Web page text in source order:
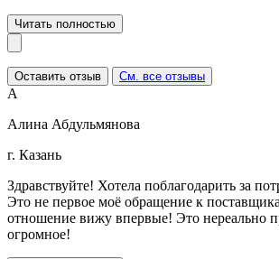
Читать полностью
Оставить отзыв См. все отзывы
А
Алина Абдульмянова
г. Казань
Здравствуйте! Хотела поблагодарить за
Это не первое моё обращение к
отношение вижу впервые! Это нереально
огромное!